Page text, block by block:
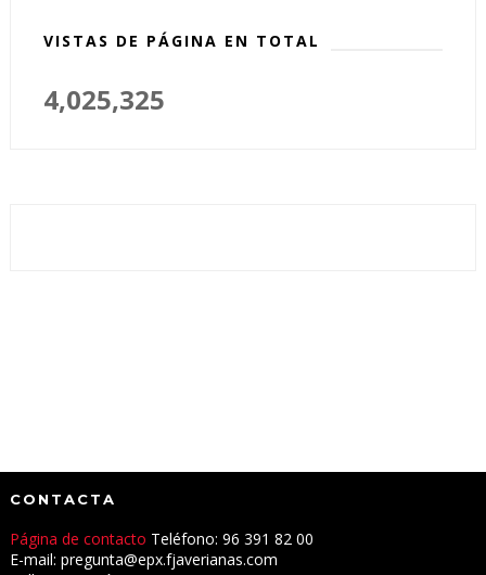
VISTAS DE PÁGINA EN TOTAL
4,025,325
CONTACTA
Página de contacto Teléfono: 96 391 82 00
E-mail: pregunta@epx.fjaverianas.com